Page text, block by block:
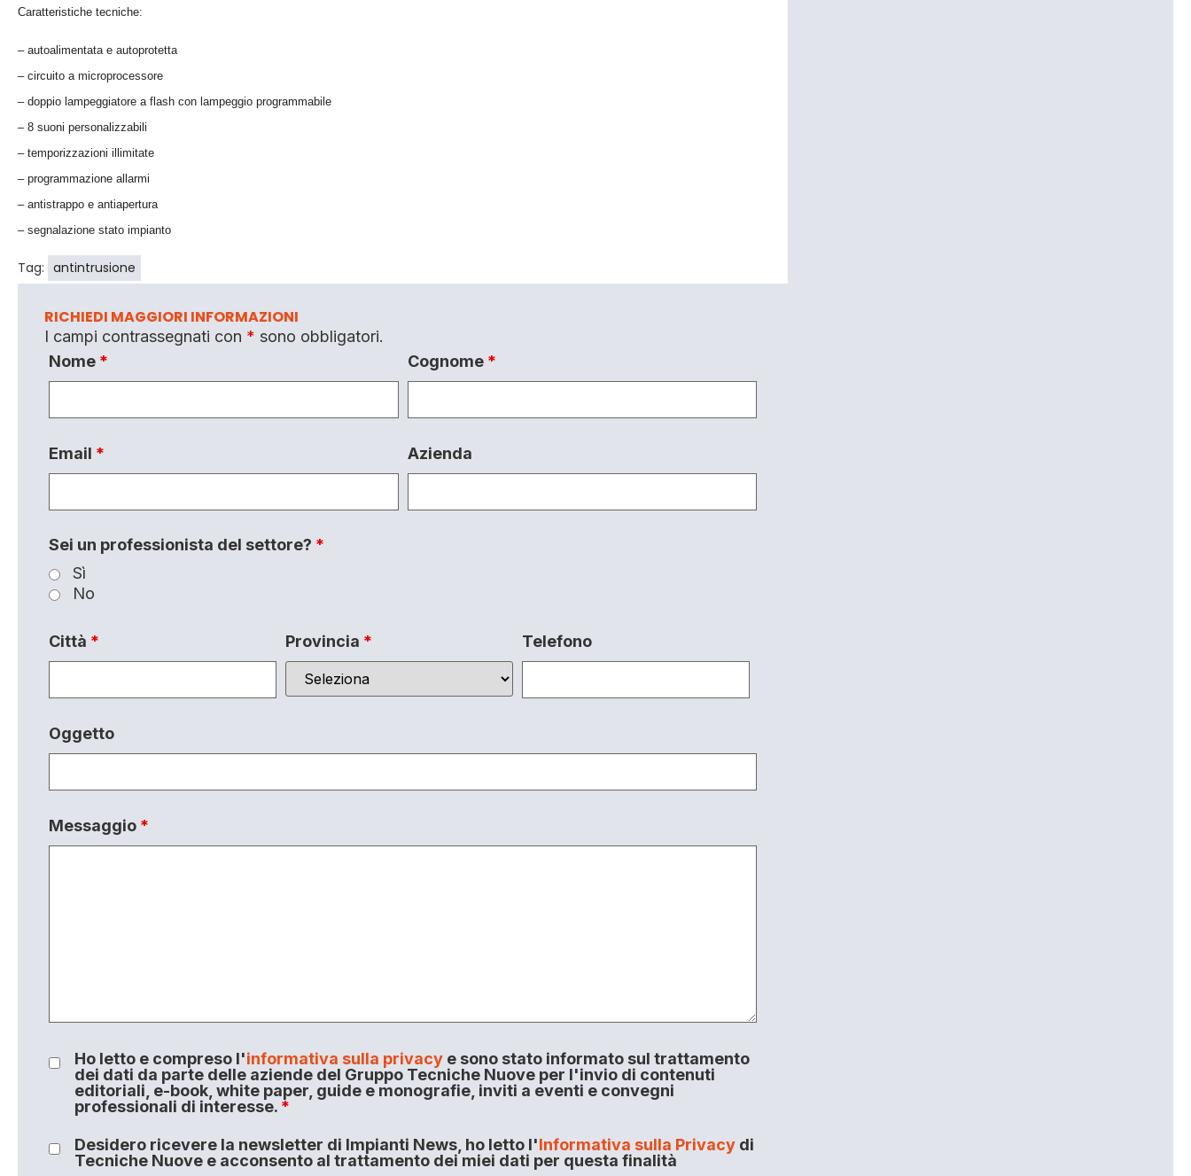
Caratteristiche tecniche:
– autoalimentata e autoprotetta
– circuito a microprocessore
– doppio lampeggiatore a flash con lampeggio programmabile
– 8 suoni personalizzabili
– temporizzazioni illimitate
– programmazione allarmi
– antistrappo e antiapertura
– segnalazione stato impianto
Tag: antintrusione
RICHIEDI MAGGIORI INFORMAZIONI
I campi contrassegnati con * sono obbligatori.
Nome * Cognome *
Email * Azienda
Sei un professionista del settore? *
Sì
No
Città * Provincia * Telefono
Oggetto
Messaggio *
Ho letto e compreso l'informativa sulla privacye sono stato informato sul trattamento
dei dati da parte delle aziende del Gruppo Tecniche Nuove per l'invio di contenuti
editoriali, e-book, white paper, guide e monografie, inviti a eventi e convegni
professionali di interesse. *
Desidero ricevere la newsletter di Impianti News, ho letto l'Informativa sulla Privacydi
Tecniche Nuove e acconsento al trattamento dei miei dati per questa finalità